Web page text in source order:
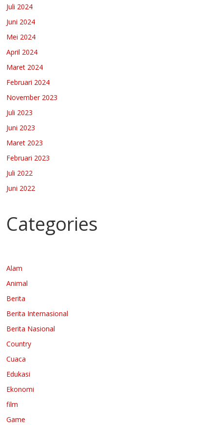
Juli 2024
Juni 2024
Mei 2024
April 2024
Maret 2024
Februari 2024
November 2023
Juli 2023
Juni 2023
Maret 2023
Februari 2023
Juli 2022
Juni 2022
Categories
Alam
Animal
Berita
Berita Internasional
Berita Nasional
Country
Cuaca
Edukasi
Ekonomi
film
Game